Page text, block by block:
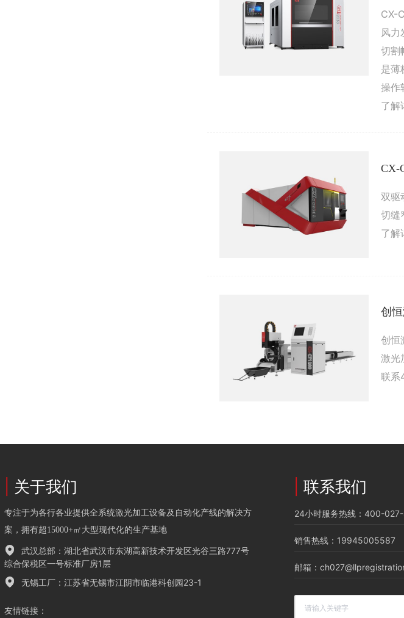
CX-
风力
切割
是薄
操作
了解
CX-
双驱
切缝
了解
创
创恒
激光
联系
关于我们
专注于为各行各业提供全系统激光加工设备及自动化产线的解决方
案，拥有超15000+㎡大型现代化的生产基地
武汉总部：湖北省武汉市东湖高新技术开发区光谷三路777号
综合保税区一号标准厂房1层
无锡工厂：江苏省无锡市江阴市临港科创园23-1
友情链接 ：
联系我们
24小时服务热线：400-
销售热线：19945005587
邮箱：
清空记录